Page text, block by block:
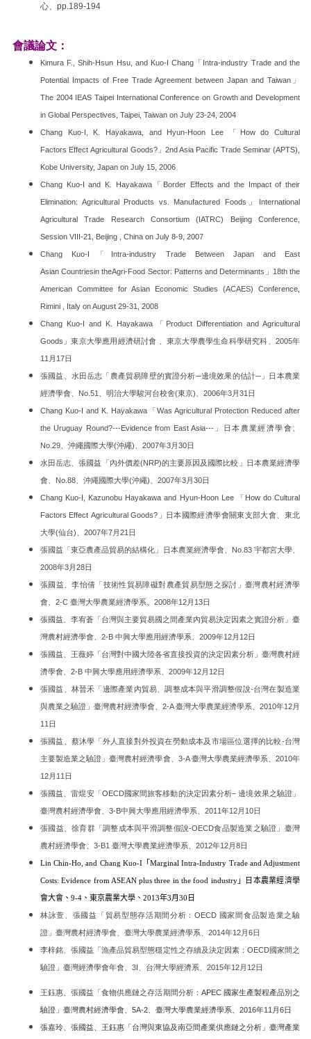
心、pp.189-194
會議論文：
Kimura F., Shih-Hsun Hsu, and Kuo-I Chang「Intra-industry Trade and the
Potential Impacts of Free Trade Agreement between Japan and Taiwan」
The 2004 IEAS Taipei International Conference on Growth and Development
in Global Perspectives, Taipei, Taiwan on July 23-24, 2004
Chang Kuo-I, K. Hayakawa, and Hyun-Hoon Lee 「How do Cultural
Factors Effect Agricultural Goods?」2nd Asia Pacific Trade Seminar (APTS),
Kobe University, Japan on July 15, 2006
Chang Kuo-I and K. Hayakawa「Border Effects and the Impact of their
Elimination: Agricultural Products vs. Manufactured Foods」International
Agricultural Trade Research Consortium (IATRC) Beijing Conference,
Session VIII-21, Beijing , China on July 8-9, 2007
Chang Kuo-I「Intra-industry Trade Between Japan and East
Asian Countriesin theAgri-Food Sector: Patterns and Determinants」18th the
American Committee for Asian Economic Studies (ACAES) Conference,
Rimini , Italy on August 29-31, 2008
Chang Kuo-I and K. Hayakawa 「Product Differentiation and Agricultural
Goods」東京大學應用經濟研討會 、東京大學農學生命科學研究科、2005年
11月17日
張國益、水田岳志「農產貿易障壁的實證分析─邊境效果的估計─」日本農業
經濟學會、No.51、明治大學駿河台校舍(東京)、2006年3月31日
Chang Kuo-I and K. Hayakawa「Was Agricultural Protection Reduced after
the Uruguay Round?---Evidence from East Asia---」日本農業經濟學會、
No.29、沖繩國際大學(沖繩)、2007年3月30日
水田岳志、張國益「內外價差(NRP)的主要原因及國際比較」日本農業經濟學
會、No.88、沖繩國際大學(沖繩)、2007年3月30日
Chang Kuo-I, Kazunobu Hayakawa and Hyun-Hoon Lee 「How do Cultural
Factors Effect Agricultural Goods?」日本國際經濟學會關東支部大會、東北
大學(仙台)、2007年7月21日
張國益「東亞農產品貿易的結構化」日本農業經濟學會、No.83 宇都宮大學、
2008年3月28日
張國益、李怡倩「技術性貿易障礙對農產貿易型態之探討」臺灣農村經濟學
會、2-C 臺灣大學農業經濟學系、2008年12月13日
張國益、李宥蒼「台灣與主要貿易國之間產業內貿易決定因素之實證分析」臺
灣農村經濟學會、2-B 中興大學應用經濟學系、2009年12月12日
張國益、王薇婷「台灣對中國大陸各省直接投資的決定因素分析」臺灣農村經
濟學會、2-B 中興大學應用經濟學系、2009年12月12日
張國益、林晉禾「邊際產業內貿易、調整成本與平滑調整假說-台灣在製造業
與農業之驗證」臺灣農村經濟學會、2-A 臺灣大學農業經濟學系、2010年12月
11日
張國益、蔡沐學「外人直接對外投資在勞動成本及市場區位選擇的比較-台灣
主要製造業之驗證」臺灣農村經濟學會、3-A 臺灣大學農業經濟學系、2010年
12月11日
張國益、雷焜安「OECD國家間旅客移動的決定因素分析– 邊境效果之驗證」
臺灣農村經濟學會、3-B中興大學應用經濟學系、2011年12月10日
張國益、徐育群「調整成本與平滑調整假說-OECD食品製造業之驗證」臺灣
農村經濟學會、3-B1 臺灣大學農業經濟學系、2012年12月8日
Lin Chin-Ho, and Chang Kuo-I「Marginal Intra-Industry Trade and Adjustment
Costs: Evidence from ASEAN plus three in the food industry」日本農業經濟學
會大會、 9-4 、東京農業大學、 2013年3月30 日
林詠萱、張國益「貿易型態存活期間分析：OECD 國家間食品製造業之驗
證」臺灣農村經濟學會、臺灣大學農業經濟學系、2014年12月6日
李梓銘、張國益「漁產品貿易型態穩定性之存續及決定因素：OECD國家間之
驗證」臺灣經濟學會年會、3I、台灣大學經濟系、2015年12月12日
王鈺惠、張國益「食物供應鏈之存活期間分析： APEC 國家生產製程產品別之
驗證」臺灣農村經濟學會、5A-2、臺灣大學農業經濟學系、2016年11月6日
張嘉玲、張國益、王鈺惠「台灣與東協及南亞間產業供應鏈之分析」臺灣產業